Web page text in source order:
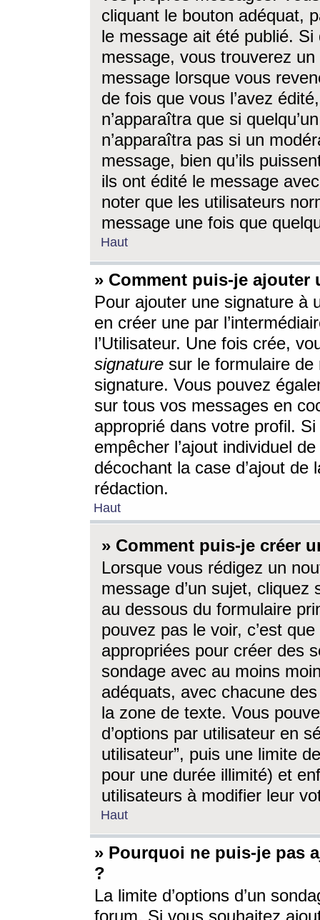
cliquant le bouton adéquat,
le message ait été publié. Si
message, vous trouverez
message lorsque vous
de fois que vous l’avez
n’apparaîtra que si
n’apparaîtra pas si un
message, bien qu’ils
ils ont édité le message
noter que les utilisateurs
message une fois que
Haut
» Comment puis-je ajouter
Pour ajouter une signature à
en créer une par
l’Utilisateur. Une fois crée,
signature sur le formulaire de
signature. Vous pouvez
sur tous vos messages en
approprié dans votre profil.
empêcher l’ajout individuel
décochant la case d’ajout
rédaction.
Haut
» Comment puis-je créer
Lorsque vous rédigez un
message d’un sujet, cliquez
au dessous du formulaire
pouvez pas le voir, c’est
appropriées pour créer des
sondage avec au moins
adéquats, avec chacune
la zone de texte. Vous
d’options par utilisateur en
utilisateur”, puis une limite
pour une durée illimité) et
utilisateurs à modifier leur
Haut
» Pourquoi ne puis-je pas
?
La limite d’options d’un